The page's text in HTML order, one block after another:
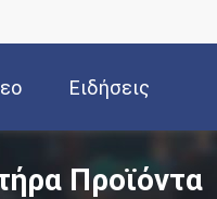
Ειδήσεις
Προϊόντα